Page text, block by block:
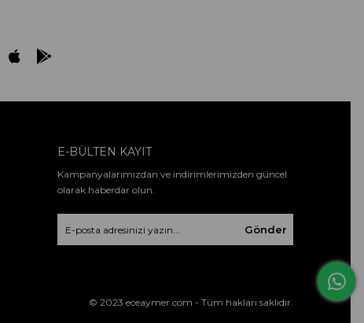
E-BÜLTEN KAYIT
Kampanyalarımızdan ve indirimlerimizden güncel
olarak haberdar olun.
Gönder
© 2023 eceaymer.com - Tüm hakları saklıdır.